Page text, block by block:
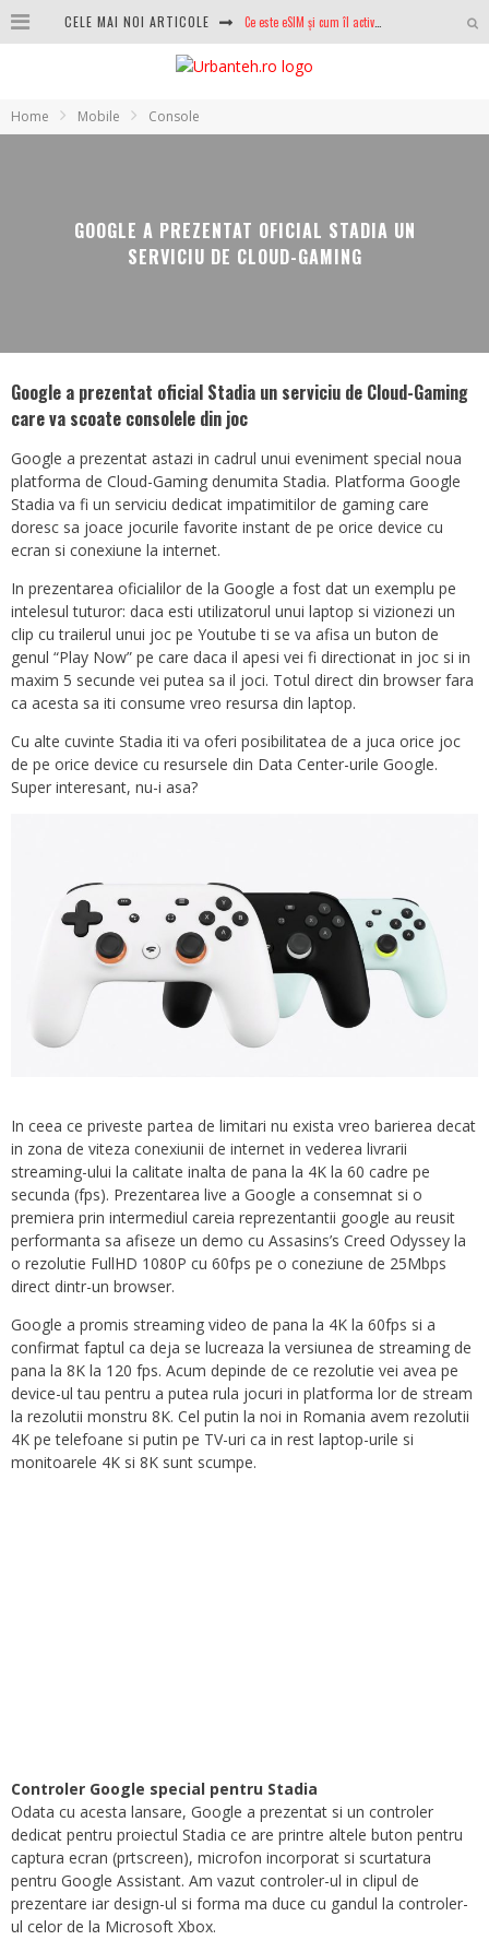
CELE MAI NOI ARTICOLE
NVIDIA avertizează: memoria RAM și SSD-urile ar putea deveni și mai scumpe în perioada următoare
Home Mobile Console
GOOGLE A PREZENTAT OFICIAL STADIA UN
SERVICIU DE CLOUD-GAMING
Google a prezentat oficial Stadia un serviciu de Cloud-Gaming
care va scoate consolele din joc
Google a prezentat astazi in cadrul unui eveniment special noua
platforma de Cloud-Gaming denumita Stadia. Platforma Google
Stadia va fi un serviciu dedicat impatimitilor de gaming care
doresc sa joace jocurile favorite instant de pe orice device cu
ecran si conexiune la internet.
In prezentarea oficialilor de la Google a fost dat un exemplu pe
intelesul tuturor: daca esti utilizatorul unui laptop si vizionezi un
clip cu trailerul unui joc pe Youtube ti se va afisa un buton de
genul “Play Now” pe care daca il apesi vei fi directionat in joc si in
maxim 5 secunde vei putea sa il joci. Totul direct din browser fara
ca acesta sa iti consume vreo resursa din laptop.
Cu alte cuvinte Stadia iti va oferi posibilitatea de a juca orice joc
de pe orice device cu resursele din Data Center-urile Google.
Super interesant, nu-i asa?
In ceea ce priveste partea de limitari nu exista vreo barierea decat
in zona de viteza conexiunii de internet in vederea livrarii
streaming-ului la calitate inalta de pana la 4K la 60 cadre pe
secunda (fps). Prezentarea live a Google a consemnat si o
premiera prin intermediul careia reprezentantii google au reusit
performanta sa afiseze un demo cu Assasins’s Creed Odyssey la
o rezolutie FullHD 1080P cu 60fps pe o coneziune de 25Mbps
direct dintr-un browser.
Google a promis streaming video de pana la 4K la 60fps si a
confirmat faptul ca deja se lucreaza la versiunea de streaming de
pana la 8K la 120 fps. Acum depinde de ce rezolutie vei avea pe
device-ul tau pentru a putea rula jocuri in platforma lor de stream
la rezolutii monstru 8K. Cel putin la noi in Romania avem rezolutii
4K pe telefoane si putin pe TV-uri ca in rest laptop-urile si
monitoarele 4K si 8K sunt scumpe.
Controler Google special pentru Stadia
Odata cu acesta lansare, Google a prezentat si un controler
dedicat pentru proiectul Stadia ce are printre altele buton pentru
captura ecran (prtscreen), microfon incorporat si scurtatura
pentru Google Assistant. Am vazut controler-ul in clipul de
prezentare iar design-ul si forma ma duce cu gandul la controler-
ul celor de la Microsoft Xbox.